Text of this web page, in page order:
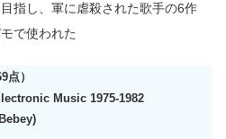
指し、軍に虐殺された歌手の6作
で使われた
点）
Music 1975-1982